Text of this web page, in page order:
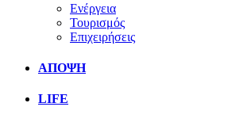
Ενέργεια
Τουρισμός
Επιχειρήσεις
ΑΠΟΨΗ
LIFE